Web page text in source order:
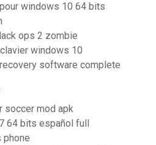
windows 10 64 bits
ops 2 zombie
windows 10
software complete
soccer mod apk
64 bits español full
phone